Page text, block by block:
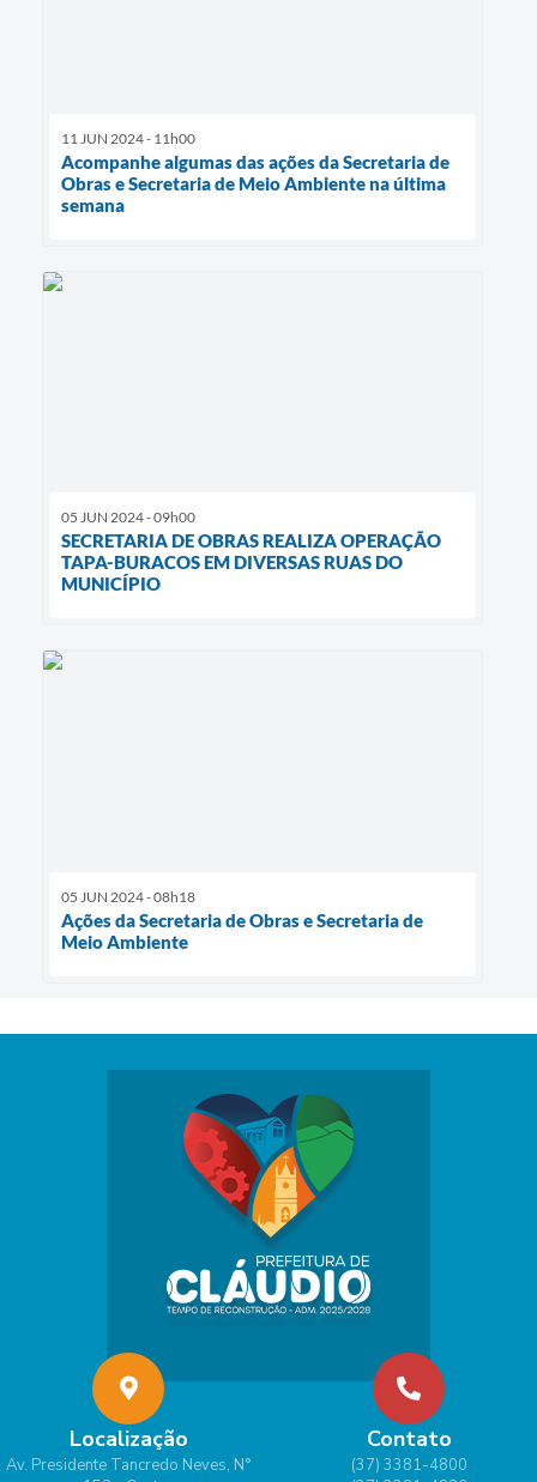
11 JUN 2024 - 11h00
Acompanhe algumas das ações da Secretaria de
Obras e Secretaria de Meio Ambiente na última
semana
05 JUN 2024 - 09h00
SECRETARIA DE OBRAS REALIZA OPERAÇÃO
TAPA-BURACOS EM DIVERSAS RUAS DO
MUNICÍPIO
05 JUN 2024 - 08h18
Ações da Secretaria de Obras e Secretaria de
Meio Ambiente
Localização
Av. Presidente Tancredo Neves, N°
Contato
(37) 3381-4800